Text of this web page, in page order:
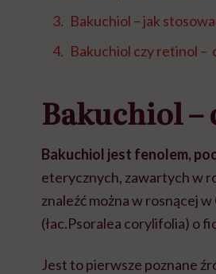
Bakuchiol – jak
Bakuchiol czy retinol –
Bakuchiol –
Bakuchiol jest fenolem,
eterycznych, zawartych w
znaleźć można w rosnącej
(łac.Psoralea corylifolia) o
Jest to pierwsze poznane